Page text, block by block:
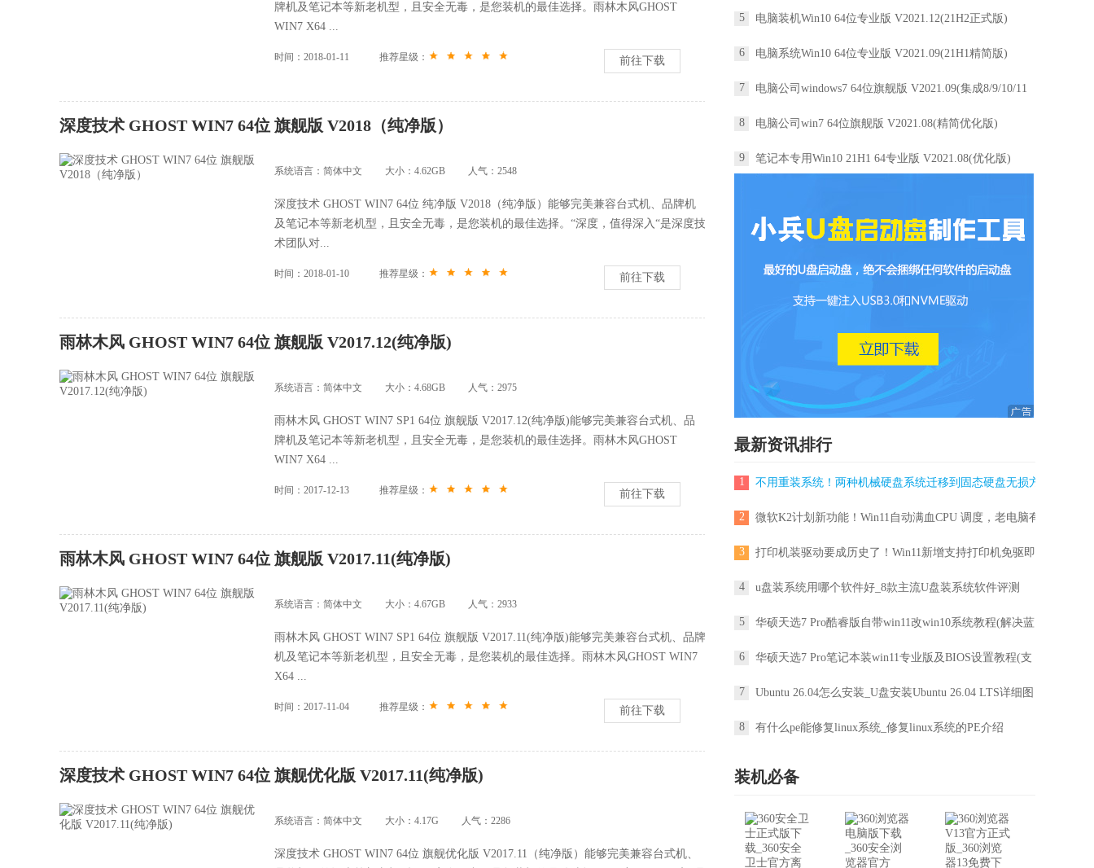
5 电脑装机Win10 64位专业版 V2021.12(21H2正式版)
6 电脑系统Win10 64位专业版 V2021.09(21H1精简版)
7 电脑公司windows7 64位旗舰版 V2021.09(集成8/9/10/11
8 电脑公司win7 64位旗舰版 V2021.08(精简优化版)
9 笔记本专用Win10 21H1 64专业版 V2021.08(优化版)
最新资讯排行
1 不用重装系统！两种机械硬盘系统迁移到固态硬盘无损方法
2 微软K2计划新功能！Win11自动满血CPU 调度，老电脑有救了
3 打印机装驱动要成历史了！Win11新增支持打印机免驱即用
4 u盘装系统用哪个软件好_8款主流U盘装系统软件评测
5 华硕天选7 Pro酷睿版自带win11改win10系统教程(解决蓝
6 华硕天选7 Pro笔记本装win11专业版及BIOS设置教程(支
7 Ubuntu 26.04怎么安装_U盘安装Ubuntu 26.04 LTS详细图
8 有什么pe能修复linux系统_修复linux系统的PE介绍
装机必备
牌机及笔记本等新老机型，且安全无毒，是您装机的最佳选择。雨林木风GHOST
WIN7 X64 ...
时间：2018-01-11 推荐星级： 前往下载
深度技术 GHOST WIN7 64位 旗舰版 V2018（纯净版）
系统语言：简体中文 大小：4.62GB 人气： 2548
深度技术 GHOST WIN7 64位 纯净版 V2018（纯净版）能够完美兼容台式机、品牌机
及笔记本等新老机型，且安全无毒，是您装机的最佳选择。“深度，值得深入“是深度技
术团队对...
时间：2018-01-10 推荐星级： 前往下载
雨林木风 GHOST WIN7 64位 旗舰版 V2017.12(纯净版)
系统语言：简体中文 大小：4.68GB 人气： 2975
雨林木风 GHOST WIN7 SP1 64位 旗舰版 V2017.12(纯净版)能够完美兼容台式机、品
牌机及笔记本等新老机型，且安全无毒，是您装机的最佳选择。雨林木风GHOST
WIN7 X64 ...
时间：2017-12-13 推荐星级： 前往下载
雨林木风 GHOST WIN7 64位 旗舰版 V2017.11(纯净版)
系统语言：简体中文 大小：4.67GB 人气： 2933
雨林木风 GHOST WIN7 SP1 64位 旗舰版 V2017.11(纯净版)能够完美兼容台式机、品牌
机及笔记本等新老机型，且安全无毒，是您装机的最佳选择。雨林木风GHOST WIN7
X64 ...
时间：2017-11-04 推荐星级： 前往下载
深度技术 GHOST WIN7 64位 旗舰优化版 V2017.11(纯净版)
系统语言：简体中文 大小：4.17G 人气： 2286
深度技术 GHOST WIN7 64位 旗舰优化版 V2017.11（纯净版）能够完美兼容台式机、